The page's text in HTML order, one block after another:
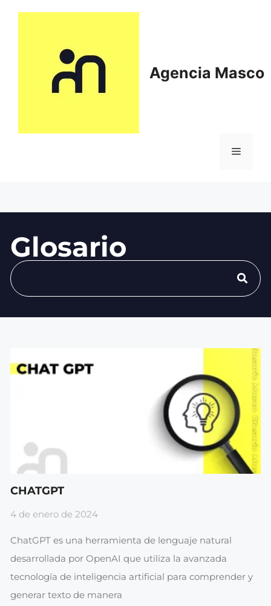
Agencia Masco
Glosario
CHATGPT
4 de enero de 2024
ChatGPT es una herramienta de lenguaje natural
desarrollada por OpenAI que utiliza la avanzada
tecnología de inteligencia artificial para comprender y
generar texto de manera